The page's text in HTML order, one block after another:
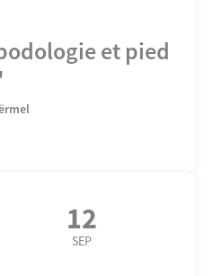
et pied
12
SEP